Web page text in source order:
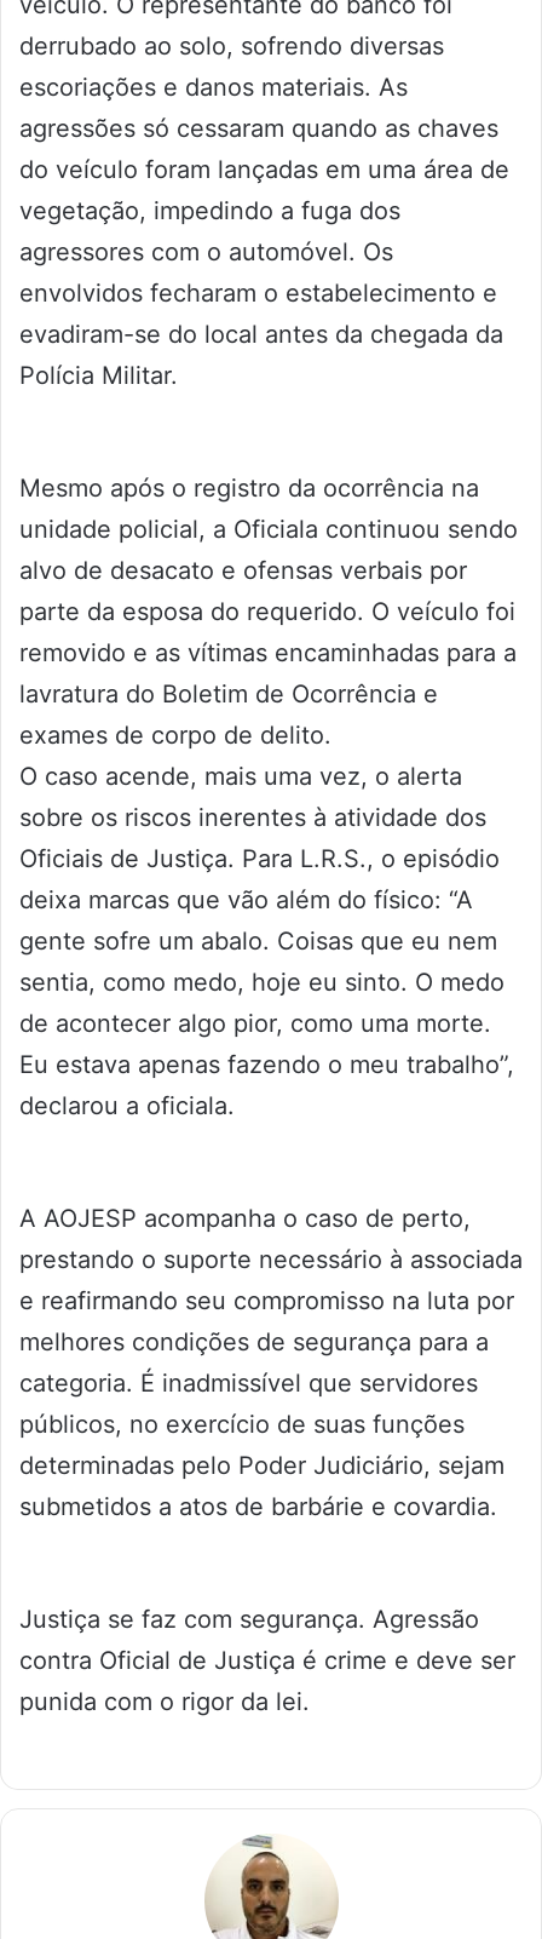
derrubado ao solo, sofrendo diversas
escoriações e danos materiais. As
agressões só cessaram quando as chaves
do veículo foram lançadas em uma área de
vegetação, impedindo a fuga dos
agressores com o automóvel. Os
envolvidos fecharam o estabelecimento e
evadiram-se do local antes da chegada da
Polícia Militar.
Mesmo após o registro da ocorrência na
unidade policial, a Oficiala continuou sendo
alvo de desacato e ofensas verbais por
parte da esposa do requerido. O veículo foi
removido e as vítimas encaminhadas para a
lavratura do Boletim de Ocorrência e
exames de corpo de delito.
O caso acende, mais uma vez, o alerta
sobre os riscos inerentes à atividade dos
Oficiais de Justiça. Para L.R.S., o episódio
deixa marcas que vão além do físico: “A
gente sofre um abalo. Coisas que eu nem
sentia, como medo, hoje eu sinto. O medo
de acontecer algo pior, como uma morte.
Eu estava apenas fazendo o meu trabalho”,
declarou a oficiala.
A AOJESP acompanha o caso de perto,
prestando o suporte necessário à associada
e reafirmando seu compromisso na luta por
melhores condições de segurança para a
categoria. É inadmissível que servidores
públicos, no exercício de suas funções
determinadas pelo Poder Judiciário, sejam
submetidos a atos de barbárie e covardia.
Justiça se faz com segurança. Agressão
contra Oficial de Justiça é crime e deve ser
punida com o rigor da lei.